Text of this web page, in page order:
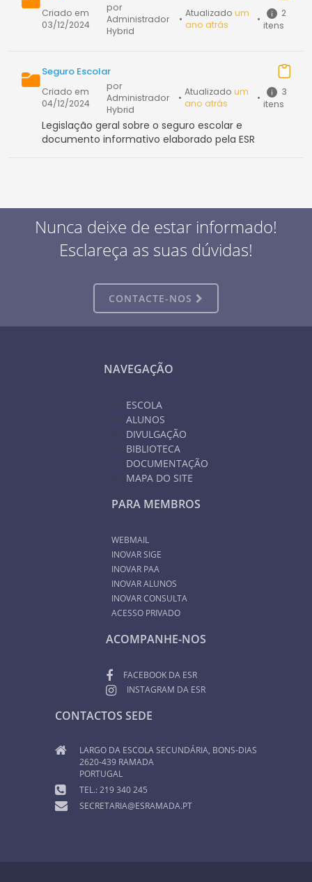
Criado em
03/12/2024
por
Administrador
Hybrid
• Atualizado um
ano atrás
•
2
itens
Seguro Escolar
Criado em
04/12/2024
por
Administrador
Hybrid
• Atualizadoum
ano atrás
•
3
itens
Legislação geral sobre o seguro escolar e
documento informativo elaborado pela ESR
Nunca deixe de estar informado!
Esclareça as suas dúvidas!
CONTACTE-NOS
NAVEGAÇÃO
ESCOLA
ALUNOS
DIVULGAÇÃO
BIBLIOTECA
DOCUMENTAÇÃO
MAPA DO SITE
PARA MEMBROS
WEBMAIL
INOVAR SIGE
INOVAR PAA
INOVAR ALUNOS
INOVAR CONSULTA
ACESSO PRIVADO
ACOMPANHE-NOS
FACEBOOK DA ESR
INSTAGRAM DA ESR
CONTACTOS SEDE
LARGO DA ESCOLA SECUNDÁRIA, BONS-DIAS
2620-439 RAMADA
PORTUGAL
TEL.: 219 340 245
SECRETARIA@ESRAMADA.PT